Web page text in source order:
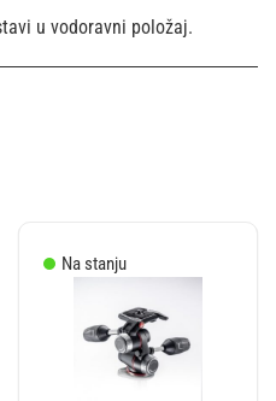
u vodoravni položaj.
Na stanju